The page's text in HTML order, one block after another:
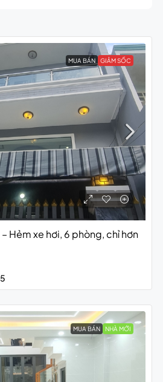
MUA BÁN GIẢM SỐC
– Hẻm xe hơi, 6 phòng, chỉ hơn
5
MUA BÁN NHÀ MỚI